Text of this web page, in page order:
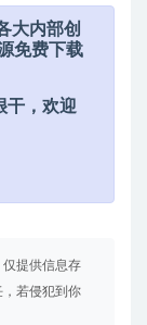
大内部创
免费下载
干，欢迎
提供信息存
若侵犯到你